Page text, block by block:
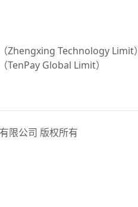
Zhengxing Technology Limit）
TenPay Global Limit）
限公司 版权所有